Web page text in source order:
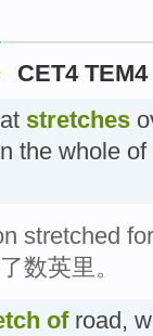
CET4 TEM4
stretches
the whole
stretched
数英里。
ofroad,